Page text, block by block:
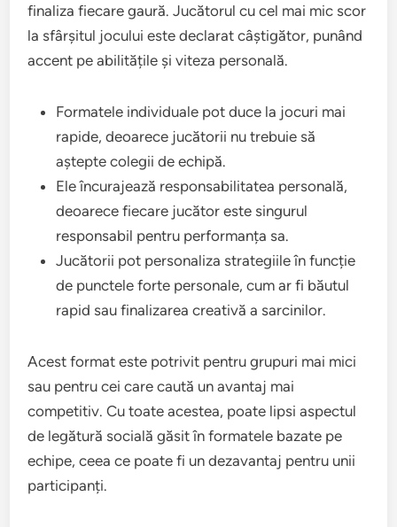
finaliza fiecare gaură. Jucătorul cu cel mai mic scor
la sfârșitul jocului este declarat câștigător, punând
accent pe abilitățile și viteza personală.
Formatele individuale pot duce la jocuri mai
rapide, deoarece jucătorii nu trebuie să
aștepte colegii de echipă.
Ele încurajează responsabilitatea personală,
deoarece fiecare jucător este singurul
responsabil pentru performanța sa.
Jucătorii pot personaliza strategiile în funcție
de punctele forte personale, cum ar fi băutul
rapid sau finalizarea creativă a sarcinilor.
Acest format este potrivit pentru grupuri mai mici
sau pentru cei care caută un avantaj mai
competitiv. Cu toate acestea, poate lipsi aspectul
de legătură socială găsit în formatele bazate pe
echipe, ceea ce poate fi un dezavantaj pentru unii
participanți.